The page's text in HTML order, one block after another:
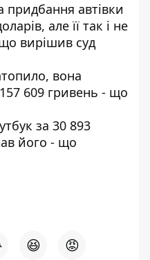
автівки
але її так і не
вирішив суд
вона
609 гривень - що
за 30 893
його - що
😆 😡